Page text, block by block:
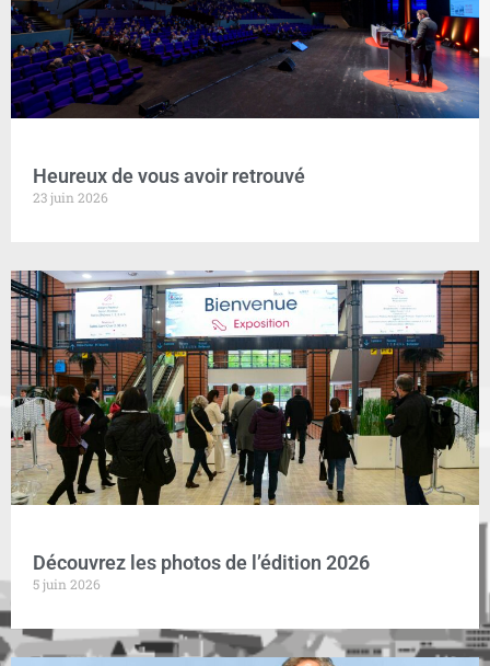
Heureux de vous avoir retrouvé
23 juin 2026
Découvrez les photos de l’édition 2026
5 juin 2026